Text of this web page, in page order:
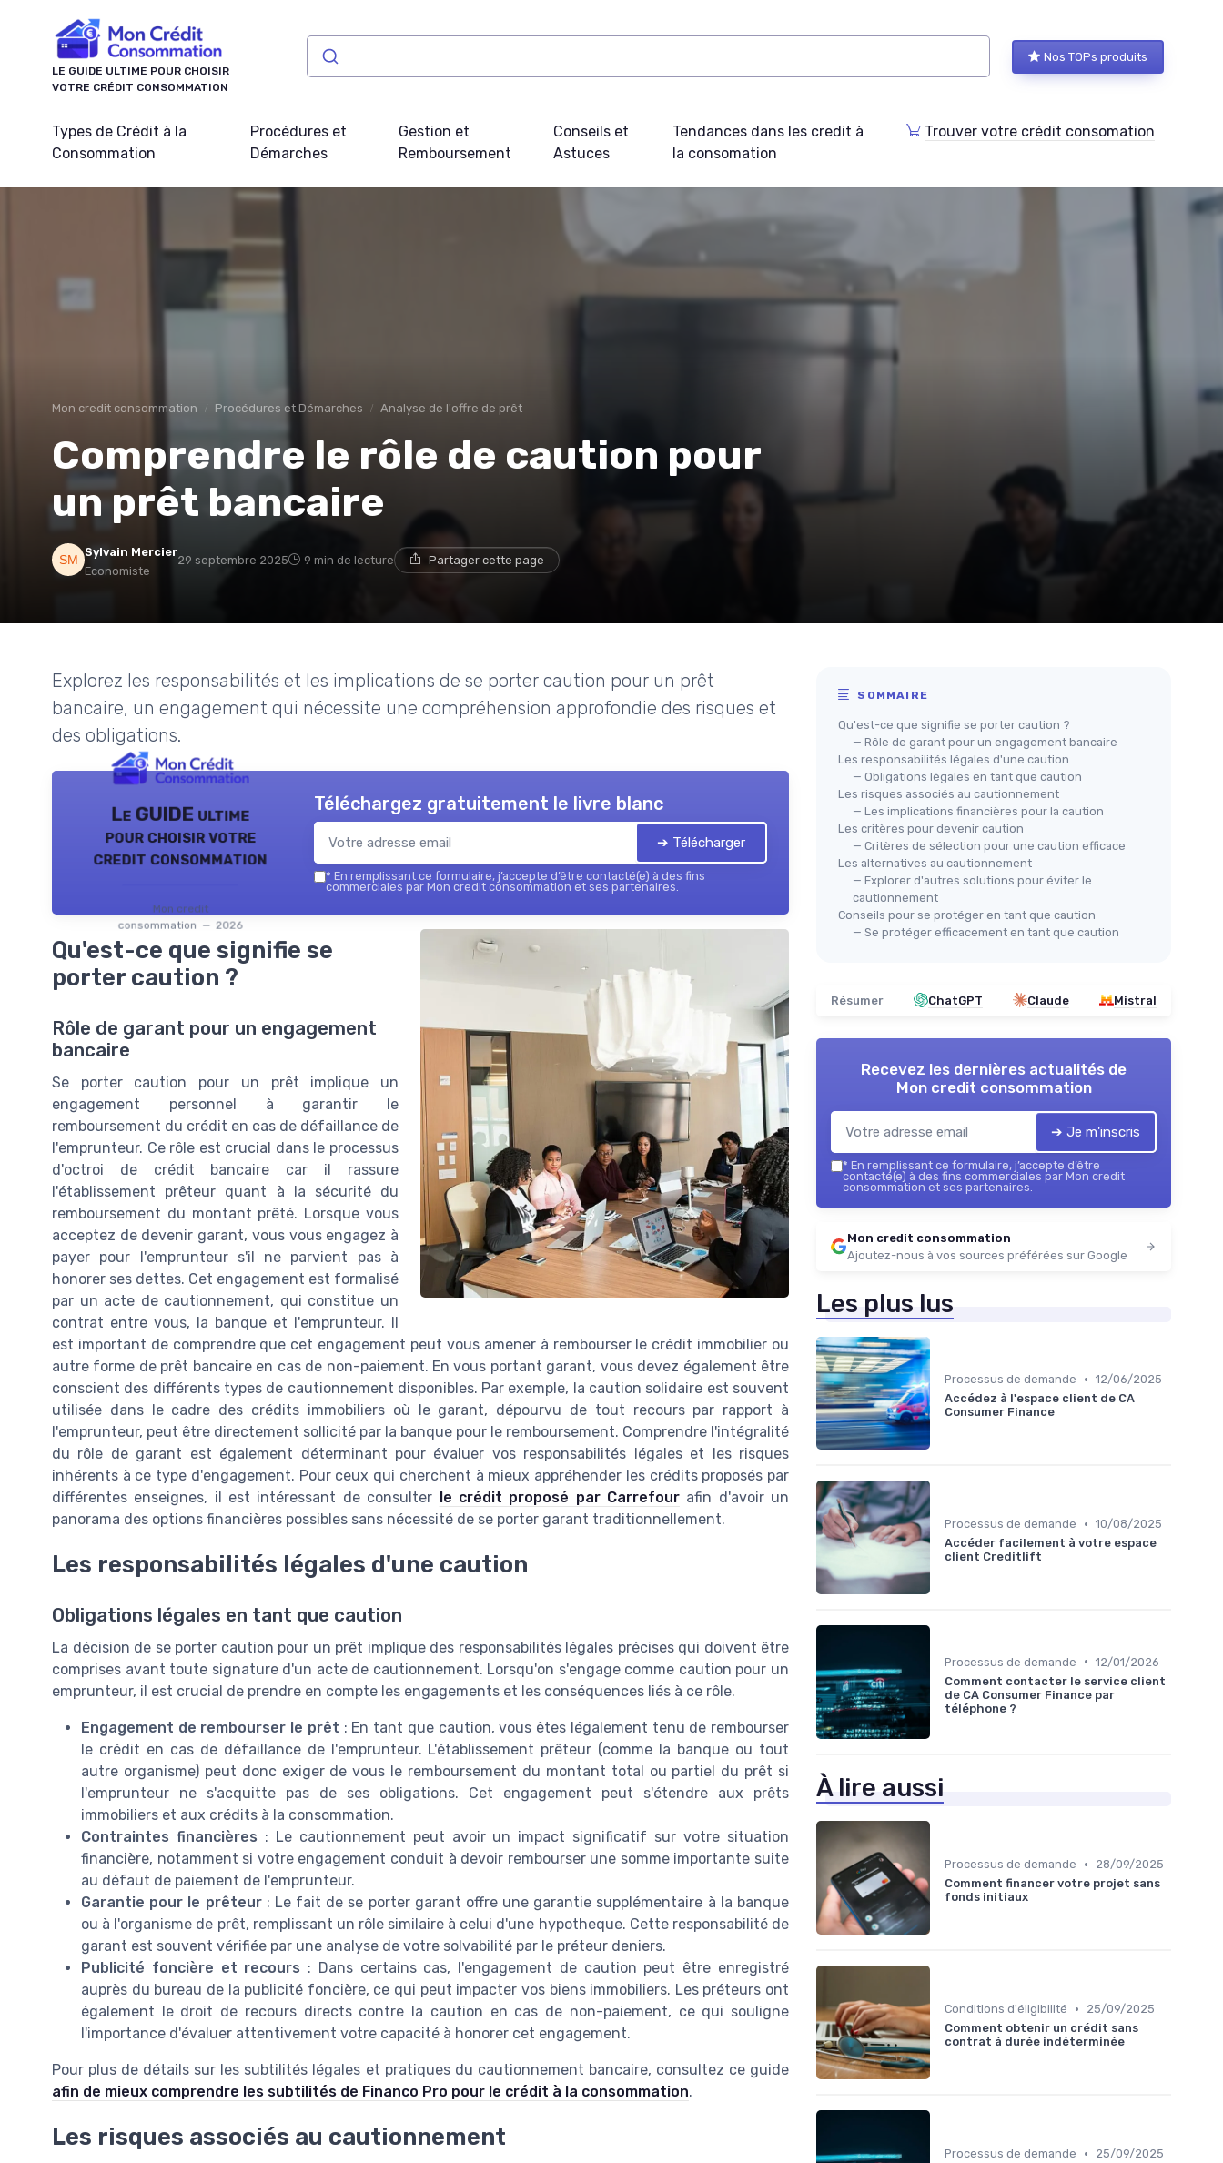
LE GUIDE ULTIME POUR CHOISIR
VOTRE CRÉDIT CONSOMMATION
Nos TOPs produits
Types de Crédit à la
Consommation
Procédures et
Démarches
Gestion et
Remboursement
Conseils et
Astuces
Tendances dans les credit à
la consomation
Trouver votre crédit consomation
Mon credit consommation Procédures et Démarches Analyse de l'offre de prêt
Comprendre le rôle de caution pour
un prêt bancaire
Sylvain Mercier
Economiste
29 septembre 2025 9 min de lecture Partager cette page
Explorez les responsabilités et les implications de se porter caution pour un prêt
bancaire, un engagement qui nécessite une compréhension approfondie des risques et
des obligations.
Le GUIDE ultime
pour choisir votre
credit consommation
Mon credit
consommation — 2026
Téléchargez gratuitement le livre blanc
➔ Télécharger
* En remplissant ce formulaire, j’accepte d’être contacté(e) à des fins
commerciales par Mon credit consommation et ses partenaires.
Qu'est-ce que signifie se
porter caution ?
Rôle de garant pour un engagement
bancaire
Se porter caution pour un prêt implique un
engagement personnel à garantir le
remboursement du crédit en cas de défaillance de
l'emprunteur. Ce rôle est crucial dans le processus
d'octroi de crédit bancaire car il rassure
l'établissement prêteur quant à la sécurité du
remboursement du montant prêté. Lorsque vous
acceptez de devenir garant, vous vous engagez à
payer pour l'emprunteur s'il ne parvient pas à
honorer ses dettes. Cet engagement est formalisé
par un acte de cautionnement, qui constitue un
contrat entre vous, la banque et l'emprunteur. Il
est important de comprendre que cet engagement peut vous amener à rembourser le crédit immobilier ou
autre forme de prêt bancaire en cas de non-paiement. En vous portant garant, vous devez également être
conscient des différents types de cautionnement disponibles. Par exemple, la caution solidaire est souvent
utilisée dans le cadre des crédits immobiliers où le garant, dépourvu de tout recours par rapport à
l'emprunteur, peut être directement sollicité par la banque pour le remboursement. Comprendre l'intégralité
du rôle de garant est également déterminant pour évaluer vos responsabilités légales et les risques
inhérents à ce type d'engagement. Pour ceux qui cherchent à mieux appréhender les crédits proposés par
différentes enseignes, il est intéressant de consulter le crédit proposé par Carrefourafin d'avoir un
panorama des options financières possibles sans nécessité de se porter garant traditionnellement.
Les responsabilités légales d'une caution
Obligations légales en tant que caution
La décision de se porter caution pour un prêt implique des responsabilités légales précises qui doivent être
comprises avant toute signature d'un acte de cautionnement. Lorsqu'on s'engage comme caution pour un
emprunteur, il est crucial de prendre en compte les engagements et les conséquences liés à ce rôle.
Engagement de rembourser le prêt : En tant que caution, vous êtes légalement tenu de rembourser
le crédit en cas de défaillance de l'emprunteur. L'établissement prêteur (comme la banque ou tout
autre organisme) peut donc exiger de vous le remboursement du montant total ou partiel du prêt si
l'emprunteur ne s'acquitte pas de ses obligations. Cet engagement peut s'étendre aux prêts
immobiliers et aux crédits à la consommation.
Contraintes financières : Le cautionnement peut avoir un impact significatif sur votre situation
financière, notamment si votre engagement conduit à devoir rembourser une somme importante suite
au défaut de paiement de l'emprunteur.
Garantie pour le prêteur: Le fait de se porter garant offre une garantie supplémentaire à la banque
ou à l'organisme de prêt, remplissant un rôle similaire à celui d'une hypotheque. Cette responsabilité de
garant est souvent vérifiée par une analyse de votre solvabilité par le préteur deniers.
Publicité foncière et recours : Dans certains cas, l'engagement de caution peut être enregistré
auprès du bureau de la publicité foncière, ce qui peut impacter vos biens immobiliers. Les préteurs ont
également le droit de recours directs contre la caution en cas de non-paiement, ce qui souligne
l'importance d'évaluer attentivement votre capacité à honorer cet engagement.
Pour plus de détails sur les subtilités légales et pratiques du cautionnement bancaire, consultez ce guide
afin de mieux comprendre les subtilités de Financo Pro pour le crédit à la consommation.
Les risques associés au cautionnement
SOMMAIRE
Qu'est-ce que signifie se porter caution ?
— Rôle de garant pour un engagement bancaire
Les responsabilités légales d'une caution
— Obligations légales en tant que caution
Les risques associés au cautionnement
— Les implications financières pour la caution
Les critères pour devenir caution
— Critères de sélection pour une caution efficace
Les alternatives au cautionnement
— Explorer d'autres solutions pour éviter le
cautionnement
Conseils pour se protéger en tant que caution
— Se protéger efficacement en tant que caution
Résumer ChatGPT Claude Mistral
Recevez les dernières actualités de
Mon credit consommation
➔ Je m'inscris
* En remplissant ce formulaire, j’accepte d’être
contacté(e) à des fins commerciales par Mon credit
consommation et ses partenaires.
Mon credit consommation
Ajoutez-nous à vos sources préférées sur Google
Les plus lus
Processus de demande • 12/06/2025
Accédez à l'espace client de CA
Consumer Finance
Processus de demande • 10/08/2025
Accéder facilement à votre espace
client Creditlift
Processus de demande • 12/01/2026
Comment contacter le service client
de CA Consumer Finance par
téléphone ?
À lire aussi
Processus de demande •
28/09/2025
Comment financer votre projet sans
fonds initiaux
Conditions d'éligibilité •
25/09/2025
Comment obtenir un crédit sans
contrat à durée indéterminée
Processus de demande •
25/09/2025